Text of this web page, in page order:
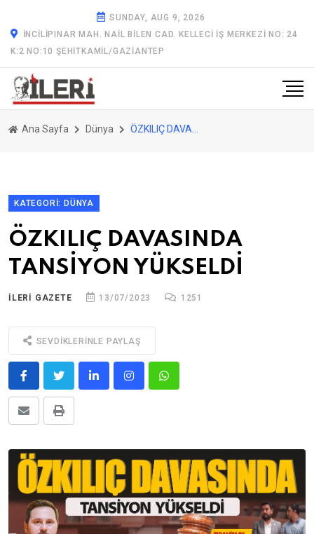
SUNDAY, AUG 9, 2026
İNCILIPINAR MAH. NAIL BILEN CAD. KELLECI İŞ MERKEZI NO: 24
K:2 NO:10 ŞEHITKAMIL/GAZİANTEP
Ana Sayfa Dünya
KATEGORI: DÜNYA
ÖZKILIÇ DAVASINDA
TANSİYON YÜKSELDİ
ILERİ GAZETE 13/07/2023 1251
SEVDIKLERINLE PAYLAŞ